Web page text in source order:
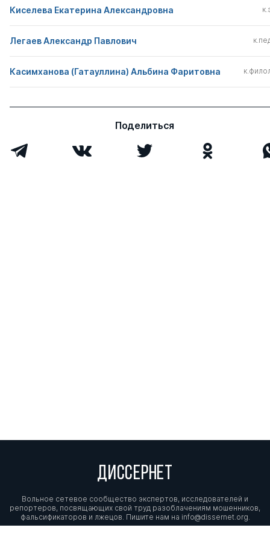
Киселева Екатерина Александровна
Легаев Александр Павлович
Касимханова (Гатауллина) Альбина Фаритовна
Поделиться
ДИССЕРНЕТ
Вольное сетевое сообщество экспертов, исследователей и
репортеров, посвящающих свой труд разоблачениям мошенников,
фальсификаторов и лжецов. Пишите нам на info@dissernet.org.